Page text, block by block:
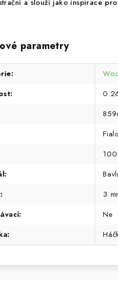
a slouží jako inspirace
parametry
:
:
:
:
3
:
Ne
: